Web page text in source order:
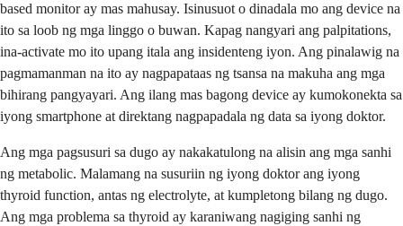
based monitor ay mas mahusay. Isinusuot o dinadala mo ang device na
ito sa loob ng mga linggo o buwan. Kapag nangyari ang palpitations,
ina-activate mo ito upang itala ang insidenteng iyon. Ang pinalawig na
pagmamanman na ito ay nagpapataas ng tsansa na makuha ang mga
bihirang pangyayari. Ang ilang mas bagong device ay kumokonekta sa
iyong smartphone at direktang nagpapadala ng data sa iyong doktor.
Ang mga pagsusuri sa dugo ay nakakatulong na alisin ang mga sanhi
ng metabolic. Malamang na susuriin ng iyong doktor ang iyong
thyroid function, antas ng electrolyte, at kumpletong bilang ng dugo.
Ang mga problema sa thyroid ay karaniwang nagiging sanhi ng